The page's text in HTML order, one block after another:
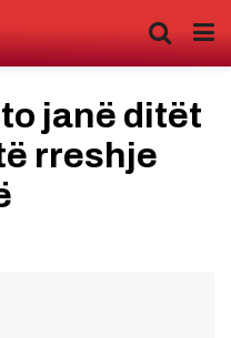
janë ditët
rreshje